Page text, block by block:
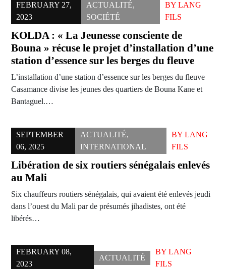
FEBRUARY 27,
2023
ACTUALITÉ,
SOCIÉTÉ
BYLANG
FILS
KOLDA : « La Jeunesse consciente de
Bouna » récuse le projet d’installation d’une
station d’essence sur les berges du fleuve
L’installation d’une station d’essence sur les berges du fleuve
Casamance divise les jeunes des quartiers de Bouna Kane et
Bantaguel.…
SEPTEMBER
06, 2025
ACTUALITÉ,
INTERNATIONAL
BYLANG
FILS
Libération de six routiers sénégalais enlevés
au Mali
Six chauffeurs routiers sénégalais, qui avaient été enlevés jeudi
dans l’ouest du Mali par de présumés jihadistes, ont été
libérés…
FEBRUARY 08,
2023
ACTUALITÉ
BYLANG
FILS